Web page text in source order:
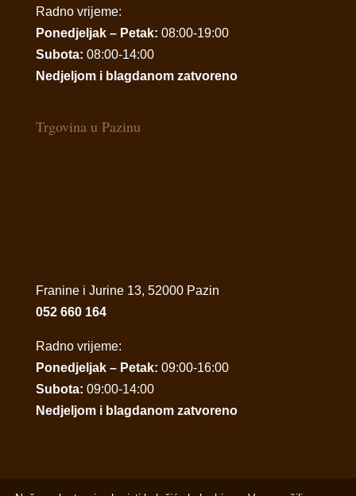
Radno vrijeme:
Ponedjeljak – Petak: 08:00-19:00
Subota: 08:00-14:00
Nedjeljom i blagdanom zatvoreno
Trgovina u Pazinu
Franine i Jurine 13, 52000 Pazin
052 660 164
Radno vrijeme:
Ponedjeljak – Petak: 09:00-16:00
Subota: 09:00-14:00
Nedjeljom i blagdanom zatvoreno